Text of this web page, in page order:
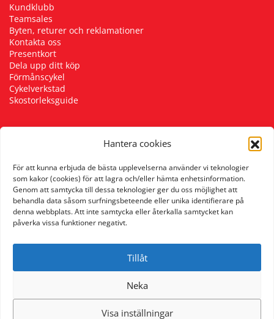
Hantera cookies
För att kunna erbjuda de bästa upplevelserna använder vi teknologier
som kakor (cookies) för att lagra och/eller hämta enhetsinformation.
Genom att samtycka till dessa teknologier ger du oss möjlighet att
behandla data såsom surfningsbeteende eller unika identifierare på
denna webbplats. Att inte samtycka eller återkalla samtycket kan
påverka vissa funktioner negativt.
Tillåt
Neka
Visa inställningar
Kundklubb
Teamsales
Byten, returer och reklamationer
Kontakta oss
Presentkort
Dela upp ditt köp
Förmånscykel
Cykelverkstad
Skostorleksguide